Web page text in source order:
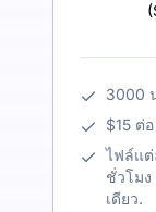
(
3000
$15 ต่
ไฟล์แต่
ชั่วโมง
เดียว.